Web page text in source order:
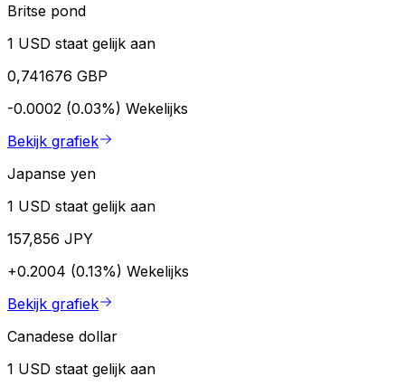
Britse pond
1 USD staat gelijk aan
0,741676 GBP
-0.0002 (0.03%) Wekelijks
Bekijk grafiek
Japanse yen
1 USD staat gelijk aan
157,856 JPY
+0.2004 (0.13%) Wekelijks
Bekijk grafiek
Canadese dollar
1 USD staat gelijk aan